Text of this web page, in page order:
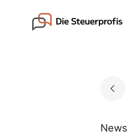
Go to landing page.
News